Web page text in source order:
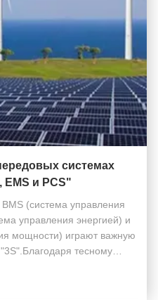
системах
EMS и PCS"
(система управления
управления энергией) и
мощности) играют важную
тесному
системы хранения